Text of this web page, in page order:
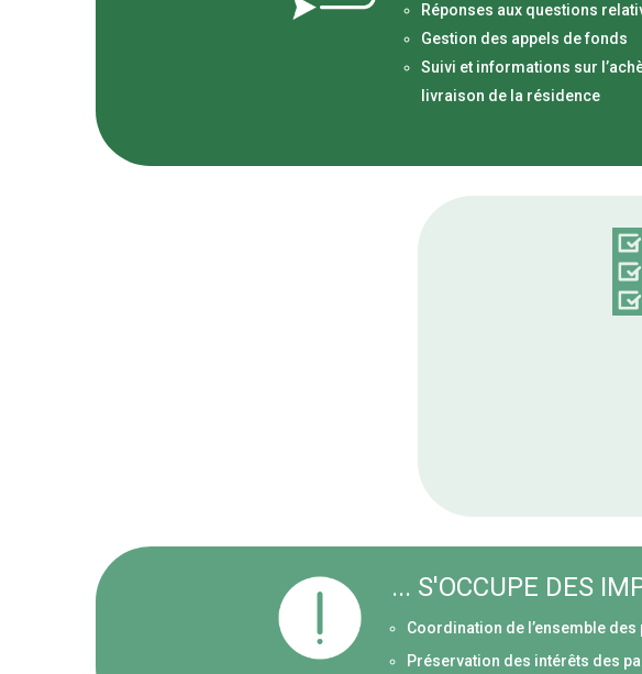
Réponses aux questions
Gestion des appels de fonds
Suivi et informations sur
livraison de la résidence
... S'OCCUPE DES
Coordination de l’ensemble
Préservation des intérêts des